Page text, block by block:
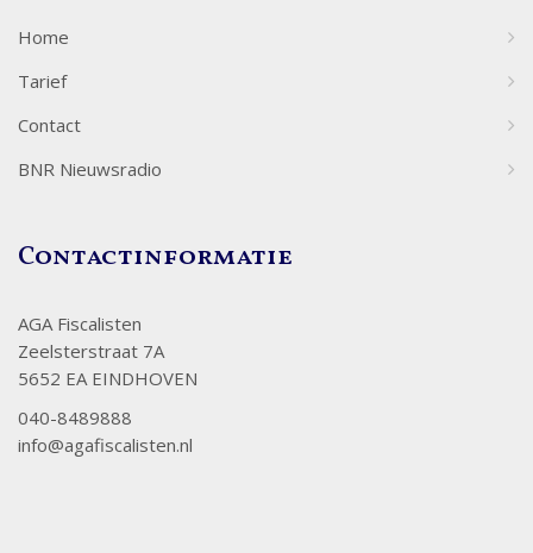
Home
Tarief
Contact
BNR Nieuwsradio
Contactinformatie
AGA Fiscalisten
Zeelsterstraat 7A
5652 EA EINDHOVEN
040-8489888
info@agafiscalisten.nl